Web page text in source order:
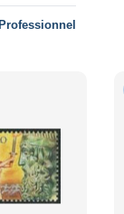
Professionnel